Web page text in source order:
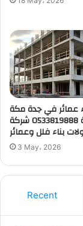
عمائر في جدة مكة
المدينة 0533819888 شركة
بناء فلل وعمائر
3 May، 2026
Recent